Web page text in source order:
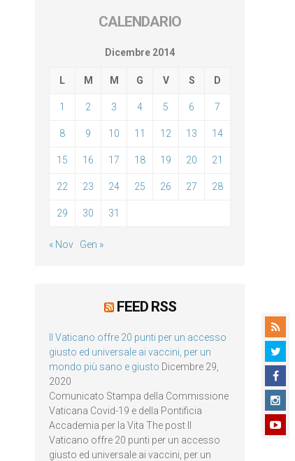
CALENDARIO
Dicembre 2014
L M M G V S D
1 2 3 4 5 6 7
8 9 10 11 12 13 14
15 16 17 18 19 20 21
22 23 24 25 26 27 28
29 30 31
« Nov Gen »
FEED RSS
Il Vaticano offre 20 punti per un accesso
giusto ed universale ai vaccini, per un
mondo più sano e giusto Dicembre 29,
2020
Comunicato Stampa della Commissione
Vaticana Covid-19 e della Pontificia
Accademia per la Vita The post Il
Vaticano offre 20 punti per un accesso
giusto ed universale ai vaccini, per un